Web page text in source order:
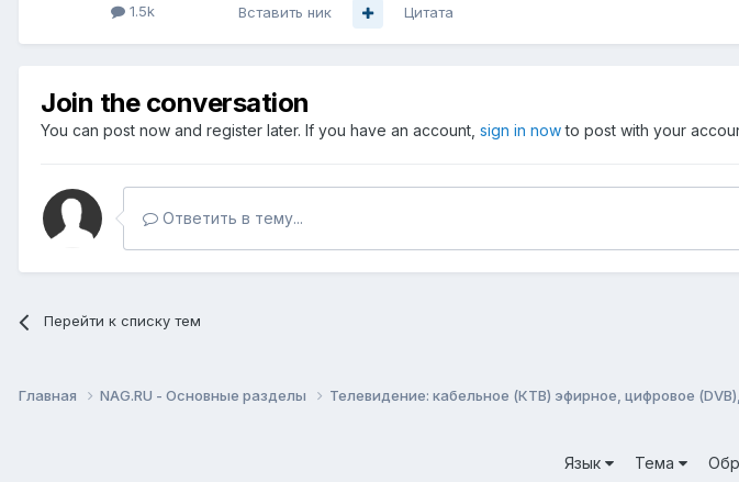
1.5k Вставить ник Цитата
Join the conversation
You can post now and register later. If you have an account, sign in nowto post with your
Ответить в тему...
Перейти к списку тем
Главная NAG.RU - Основные разделы Телевидение: кабельное (КТВ) эфирное, цифровое
Язык Тема